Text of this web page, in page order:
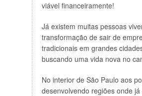
viável financeiramente!
Já existem muitas pessoas
transformação de sair de
tradicionais em grandes
buscando uma vida nova no
No interior de São Paulo aos
desenvolvendo regiões onde já